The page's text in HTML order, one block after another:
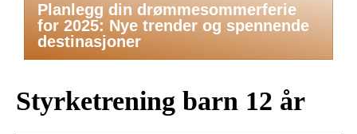
Planlegg din drømmesommerferie
for 2025: Nye trender og spennende
destinasjoner
Styrketrening barn 12 år